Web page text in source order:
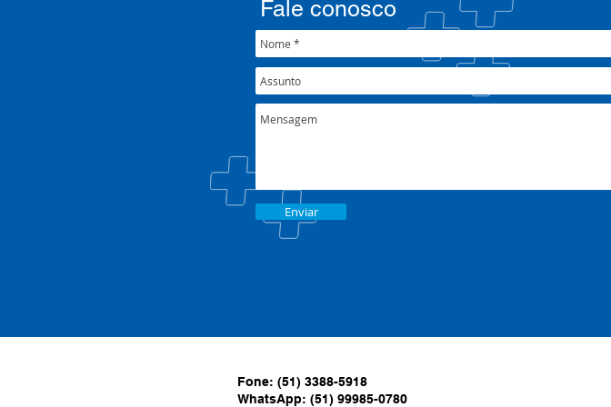
Enviar
Fale conosco
Fone: (51) 3388-5918
WhatsApp: (51) 99985-0780